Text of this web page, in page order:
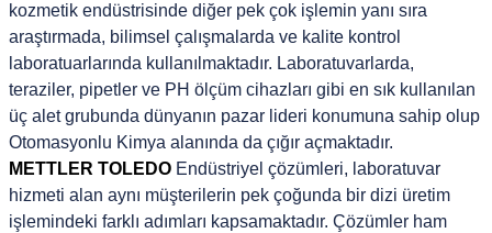
kozmetik endüstrisinde diğer pek çok işlemin yanı sıra
araştırmada, bilimsel çalışmalarda ve kalite kontrol
laboratuarlarında kullanılmaktadır. Laboratuvarlarda,
teraziler, pipetler ve PH ölçüm cihazları gibi en sık kullanılan
üç alet grubunda dünyanın pazar lideri konumuna sahip olup
Otomasyonlu Kimya alanında da çığır açmaktadır.
METTLER TOLEDO Endüstriyel çözümleri, laboratuvar
hizmeti alan aynı müşterilerin pek çoğunda bir dizi üretim
işlemindeki farklı adımları kapsamaktadır. Çözümler ham